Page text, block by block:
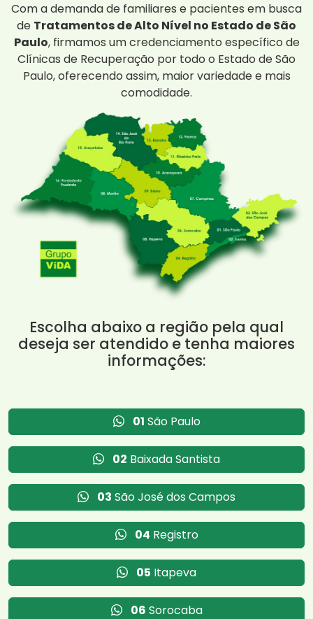
Com a demanda de familiares e pacientes em busca
de Tratamentos de Alto Nível no Estado de São
Paulo, firmamos um credenciamento específico de
Clínicas de Recuperação por todo o Estado de São
Paulo, oferecendo assim, maior variedade e mais
comodidade.
Escolha abaixo a região pela qual
deseja ser atendido e tenha maiores
informações:
01 São Paulo
02 Baixada Santista
03 São José dos Campos
04 Registro
05 Itapeva
06 Sorocaba